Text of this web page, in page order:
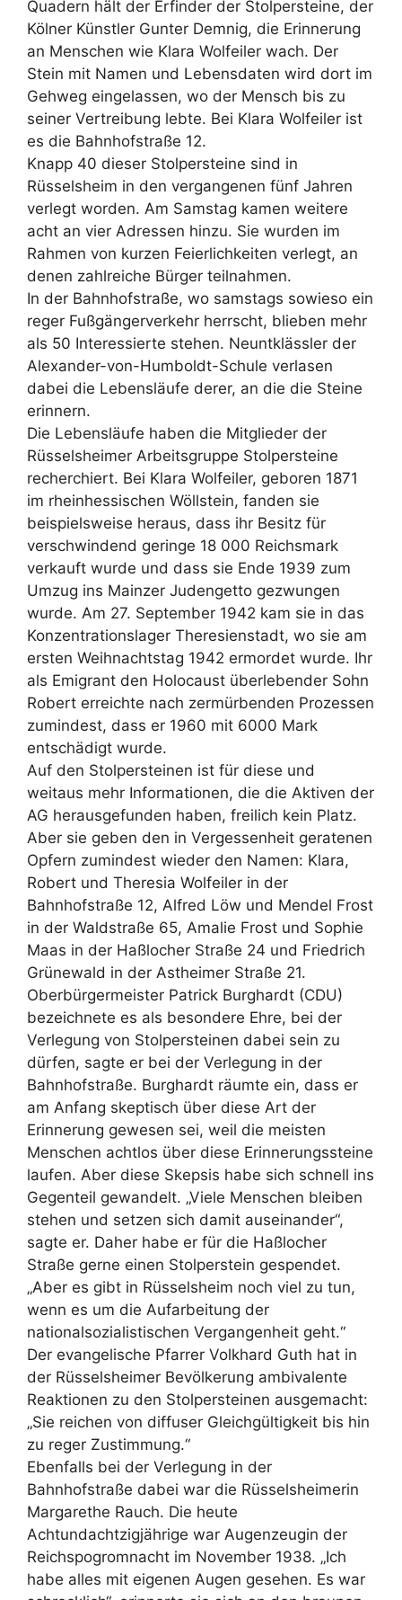
Quadern hält der Erfinder der Stolpersteine, der
Kölner Künstler Gunter Demnig, die Erinnerung
an Menschen wie Klara Wolfeiler wach. Der
Stein mit Namen und Lebensdaten wird dort im
Gehweg eingelassen, wo der Mensch bis zu
seiner Vertreibung lebte. Bei Klara Wolfeiler ist
es die Bahnhofstraße 12.
Knapp 40 dieser Stolpersteine sind in
Rüsselsheim in den vergangenen fünf Jahren
verlegt worden. Am Samstag kamen weitere
acht an vier Adressen hinzu. Sie wurden im
Rahmen von kurzen Feierlichkeiten verlegt, an
denen zahlreiche Bürger teilnahmen.
In der Bahnhofstraße, wo samstags sowieso ein
reger Fußgängerverkehr herrscht, blieben mehr
als 50 Interessierte stehen. Neuntklässler der
Alexander-von-Humboldt-Schule verlasen
dabei die Lebensläufe derer, an die die Steine
erinnern.
Die Lebensläufe haben die Mitglieder der
Rüsselsheimer Arbeitsgruppe Stolpersteine
recherchiert. Bei Klara Wolfeiler, geboren 1871
im rheinhessischen Wöllstein, fanden sie
beispielsweise heraus, dass ihr Besitz für
verschwindend geringe 18 000 Reichsmark
verkauft wurde und dass sie Ende 1939 zum
Umzug ins Mainzer Judengetto gezwungen
wurde. Am 27. September 1942 kam sie in das
Konzentrationslager Theresienstadt, wo sie am
ersten Weihnachtstag 1942 ermordet wurde. Ihr
als Emigrant den Holocaust überlebender Sohn
Robert erreichte nach zermürbenden Prozessen
zumindest, dass er 1960 mit 6000 Mark
entschädigt wurde.
Auf den Stolpersteinen ist für diese und
weitaus mehr Informationen, die die Aktiven der
AG herausgefunden haben, freilich kein Platz.
Aber sie geben den in Vergessenheit geratenen
Opfern zumindest wieder den Namen: Klara,
Robert und Theresia Wolfeiler in der
Bahnhofstraße 12, Alfred Löw und Mendel Frost
in der Waldstraße 65, Amalie Frost und Sophie
Maas in der Haßlocher Straße 24 und Friedrich
Grünewald in der Astheimer Straße 21.
Oberbürgermeister Patrick Burghardt (CDU)
bezeichnete es als besondere Ehre, bei der
Verlegung von Stolpersteinen dabei sein zu
dürfen, sagte er bei der Verlegung in der
Bahnhofstraße. Burghardt räumte ein, dass er
am Anfang skeptisch über diese Art der
Erinnerung gewesen sei, weil die meisten
Menschen achtlos über diese Erinnerungssteine
laufen. Aber diese Skepsis habe sich schnell ins
Gegenteil gewandelt. „Viele Menschen bleiben
stehen und setzen sich damit auseinander“,
sagte er. Daher habe er für die Haßlocher
Straße gerne einen Stolperstein gespendet.
„Aber es gibt in Rüsselsheim noch viel zu tun,
wenn es um die Aufarbeitung der
nationalsozialistischen Vergangenheit geht.“
Der evangelische Pfarrer Volkhard Guth hat in
der Rüsselsheimer Bevölkerung ambivalente
Reaktionen zu den Stolpersteinen ausgemacht:
„Sie reichen von diffuser Gleichgültigkeit bis hin
zu reger Zustimmung.“
Ebenfalls bei der Verlegung in der
Bahnhofstraße dabei war die Rüsselsheimerin
Margarethe Rauch. Die heute
Achtundachtzigjährige war Augenzeugin der
Reichspogromnacht im November 1938. „Ich
habe alles mit eigenen Augen gesehen. Es war